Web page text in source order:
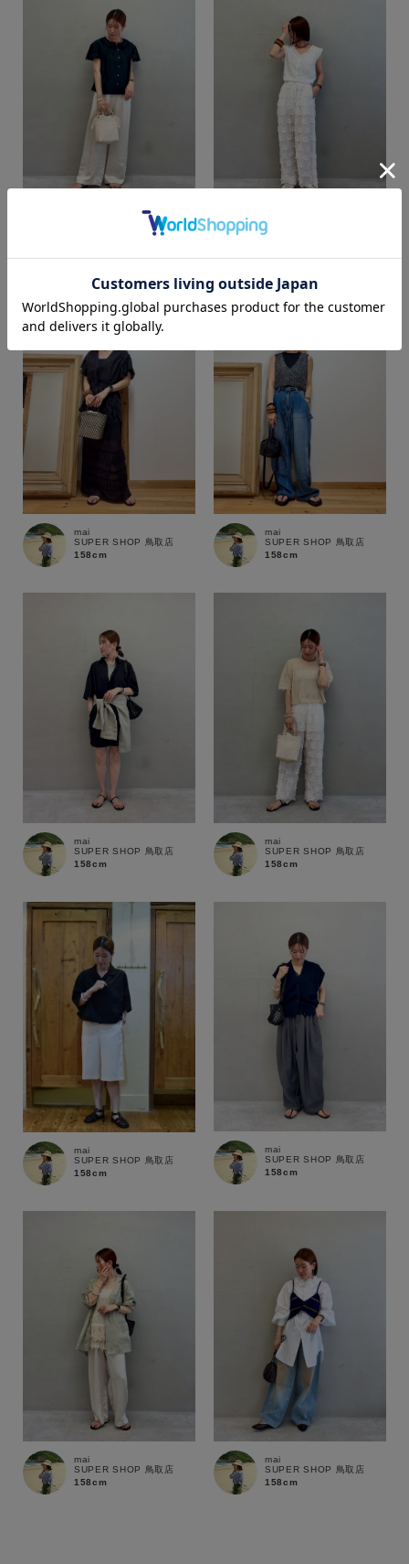
価格
商品タイプ
通常商品 予約商品
セール価格 WEB限定
在庫
在庫あり 在庫なし含む
SUPER SHOP 鳥取店
mai
SUPER SHOP 鳥取店
mai
SUPER SHOP 鳥取店
158cm
mai
SUPER SHOP 鳥取店
158cm
mai
SUPER SHOP 鳥取店
158cm
mai
SUPER SHOP 鳥取店
158cm
mai
SUPER SHOP 鳥取店
158cm
mai
SUPER SHOP 鳥取店
158cm
mai
SUPER SHOP 鳥取店
158cm
mai
SUPER SHOP 鳥取店
158cm